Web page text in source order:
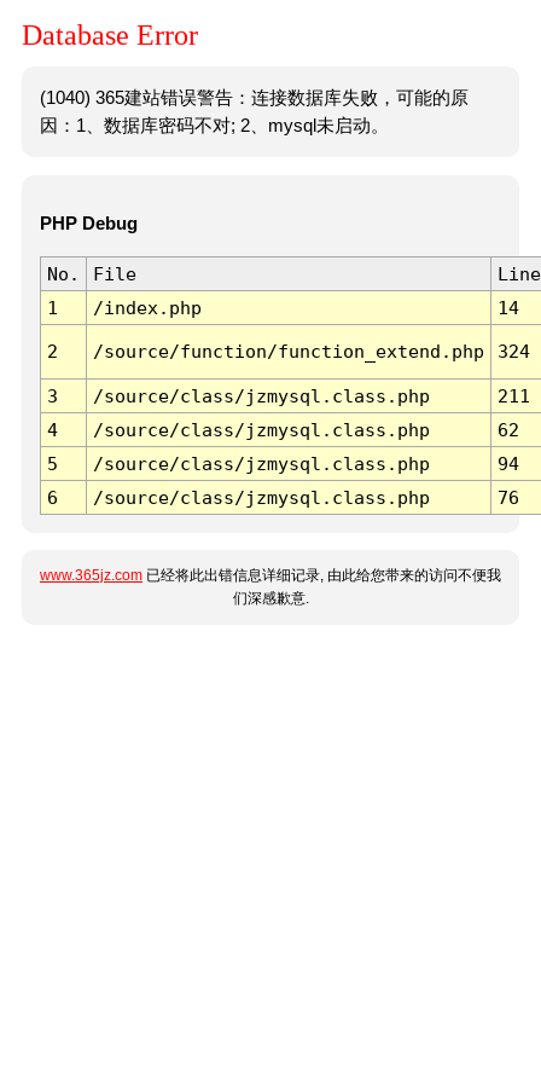
Database Error
(1040) 365建站错误警告：连接数据库失败，可能的原
因：1、数据库密码不对; 2、mysql未启动。
PHP Debug
No. File
Line
1
/index.php 14
2 /source/function/function_extend.php 324
3 /source/class/jzmysql.class.php
211
4
/source/class/jzmysql.class.php
62
5
/source/class/jzmysql.class.php
94
6
/source/class/jzmysql.class.php 76
www.365jz.com 已经将此出错信息详细记录, 由此给您带来的访问不便我
们深感歉意.